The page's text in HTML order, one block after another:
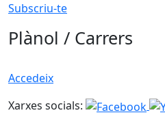
Subscriu-te
Plànol / Carrers
Accedeix
Xarxes socials: